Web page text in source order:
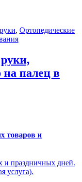
, Ортопедические
на палец в
товaров и
и пpaздничныx дней.
услугa).